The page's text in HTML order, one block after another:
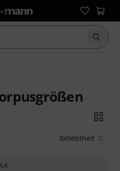
Suche
Beliebtheit